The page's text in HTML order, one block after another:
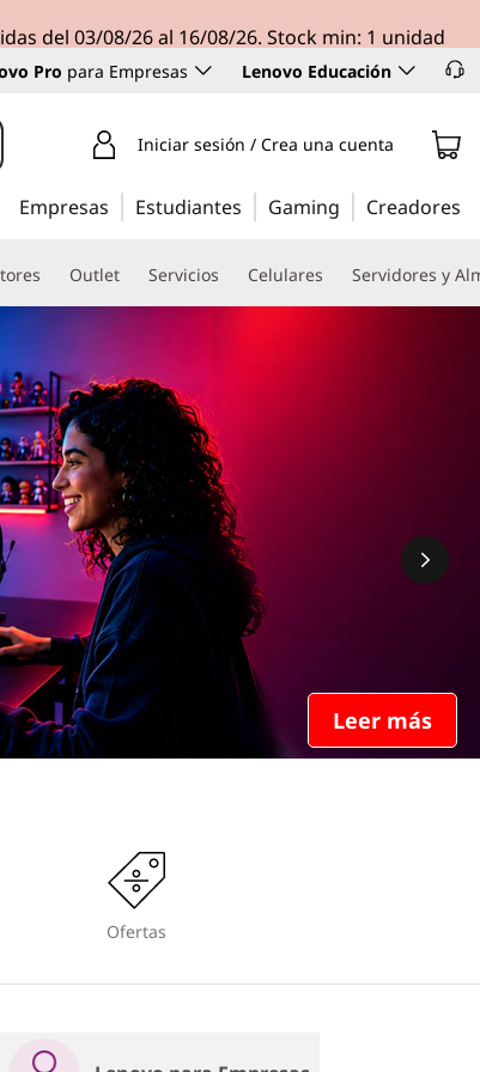
del 03/08/26 al 16/08/26. Stock min: 1 unidad
Pro para Empresas Lenovo Educación
Iniciar sesión / Crea una cuenta
Empresas Estudiantes Gaming Creadores
Outlet Servicios Celulares Servidores y
Leer más
Ofertas